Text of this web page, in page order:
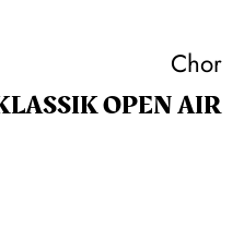
Chor
OPEN AIR